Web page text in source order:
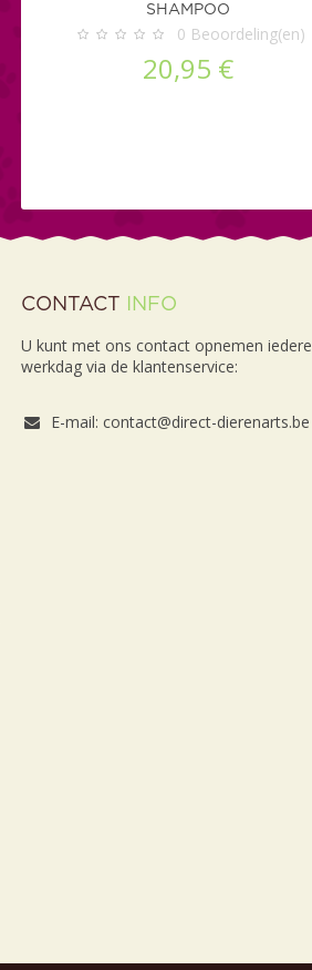
SHAMPOO
0 Beoordeling(en)
20,95 €
CONTACT INFO
U kunt met ons contact opnemen iedere
werkdag via de klantenservice:
E-mail: contact@direct-dierenarts.be